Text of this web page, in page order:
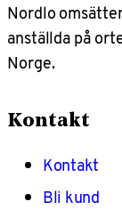
Nordlo
anställda på
Norge.
Kontakt
Kontakt
Bli kund